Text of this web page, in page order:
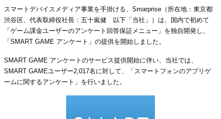
スマートデバイスメディア事業を手掛ける、Smarprise（所在地：東京都
渋谷区、代表取締役社長：五十嵐健 以下「当社」）は、国内で初めて
「ゲーム課金ユーザーのアンケート回答保証メニュー」を独自開発し、
「SMART GAME アンケート」の提供を開始しました。
SMART GAME アンケートのサービス提供開始に伴い、当社では、
SMART GAMEユーザー2,017名に対して、「スマートフォンのアプリゲ
ームに関するアンケート」を行いました。